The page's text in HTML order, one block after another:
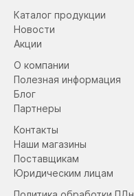
Каталог продукции
Новости
Акции
О компании
Полезная информация
Блог
Партнеры
Контакты
Наши магазины
Поставщикам
Юридическим лицам